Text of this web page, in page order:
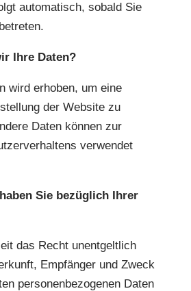
automatisch, sobald Sie
Ihre Daten?
wird erhoben, um eine
der Website zu
Daten können zur
verwendet
Sie bezüglich Ihrer
das Recht unentgeltlich
Empfänger und Zweck
personenbezogenen Daten